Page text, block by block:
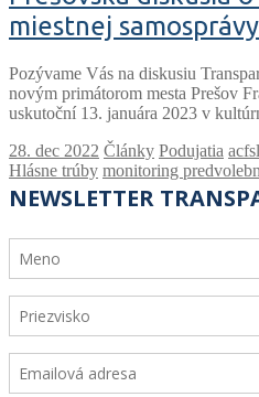
miestnej
Pozývame Vás na diskusiu
novým primátorom mesta Prešov
uskutoční 13. januára 2023 v
Články Podujatia
Hlásne trúby monitoring